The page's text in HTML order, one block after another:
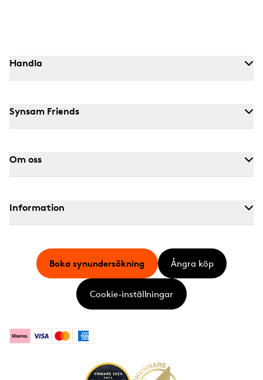
Handla
Synsam Friends
Om oss
Information
KlarnaVisa MastercardAmerican Express
Boka synundersökning Ångra köp
Cookie-inställningar